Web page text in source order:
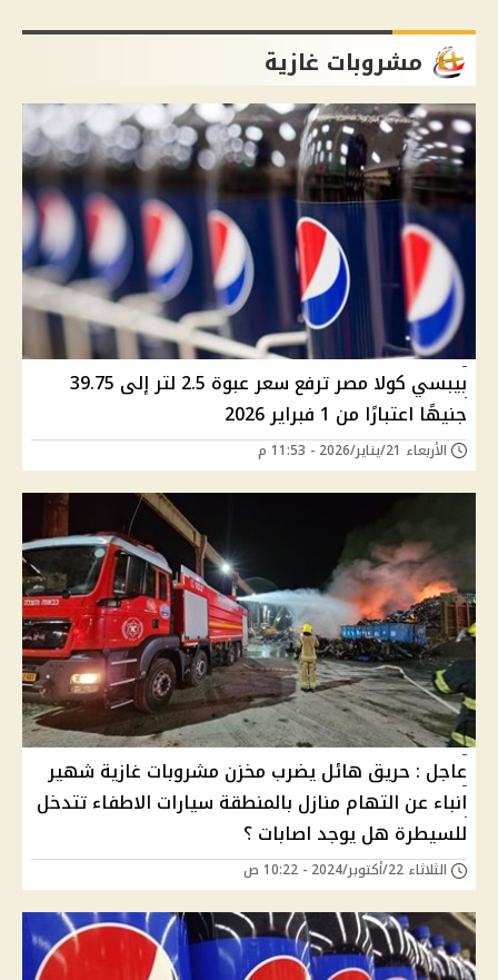
مشروبات غازية
بيبسي كولا مصر ترفع سعر عبوة 2.5 لتر إلى 39.75
جنيهًا اعتبارًا من 1 فبراير 2026
الأربعاء 21/يناير/2026 - 11:53 م
عاجل : حريق هائل يضرب مخزن مشروبات غازية شهير
انباء عن التهام منازل بالمنطقة سيارات الاطفاء تتدخل
للسيطرة هل يوجد اصابات ؟
الثلاثاء 22/أكتوبر/2024 - 10:22 ص